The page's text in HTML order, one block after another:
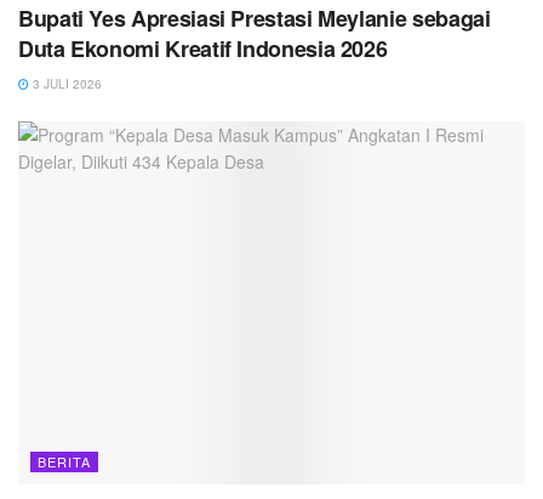
Bupati Yes Apresiasi Prestasi Meylanie sebagai
Duta Ekonomi Kreatif Indonesia 2026
3 JULI 2026
BERITA